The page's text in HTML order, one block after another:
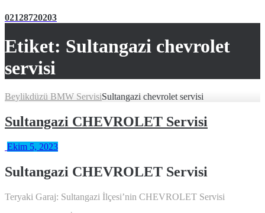
02128720203
Etiket: Sultangazi chevrolet
servisi
Beylikdüzü BMW ServisiSultangazi chevrolet servisi
Sultangazi CHEVROLET Servisi
Ekim 5, 2023
Sultangazi CHEVROLET Servisi
Teryaki Garaj: Sultangazi İlçesi’nin CHEVROLET Servisi